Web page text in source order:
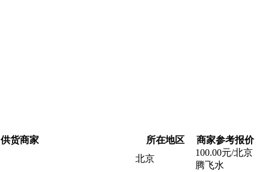
供货商家 所在地区
商家参考报价
北京
100.00元/北京
腾飞水